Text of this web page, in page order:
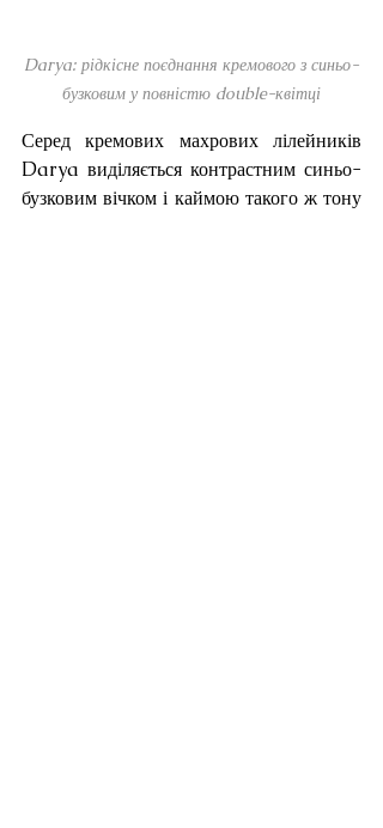
Darya: рідкісне поєднання кремового з синьо-
бузковим у повністю double-квітці
Серед кремових махрових лілейників
Darya виділяється контрастним синьо-
бузковим вічком і каймою такого ж тону